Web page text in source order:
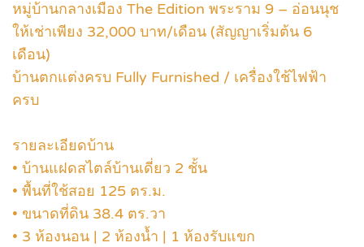
หมู่บ้านกลางเมือง The Edition พระราม 9 – อ่อนนุช
ให้เช่าเพียง 32,000 บาท/เดือน (สัญญาเริ่มต้น 6
เดือน)
บ้านตกแต่งครบ Fully Furnished / เครื่องใช้ไฟฟ้า
ครบ
รายละเอียดบ้าน
• บ้านแฝดสไตล์บ้านเดี่ยว 2 ชั้น
• พื้นที่ใช้สอย 125 ตร.ม.
• ขนาดที่ดิน 38.4 ตร.วา
• 3 ห้องนอน | 2 ห้องน้ำ | 1 ห้องรับแขก